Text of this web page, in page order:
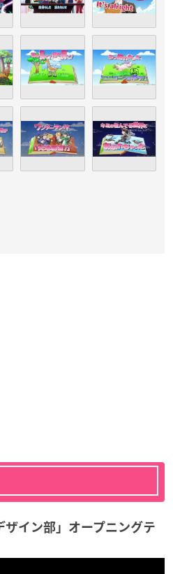
ザイン部」オープニングテ